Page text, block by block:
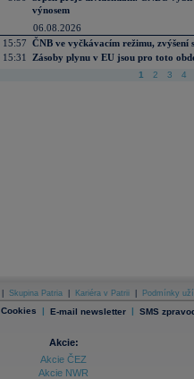
výnosem
06.08.2026
15:57 ČNB ve vyčkávacím režimu, zvýšení
15:31
Zásoby plynu v EU jsou pro toto
1 2 3 4
Skupina Patria Kariéra v Patrii Podmínky
Cookies | E-mail newsletter | SMS
Akcie:
Akcie ČEZ
Akcie NWR